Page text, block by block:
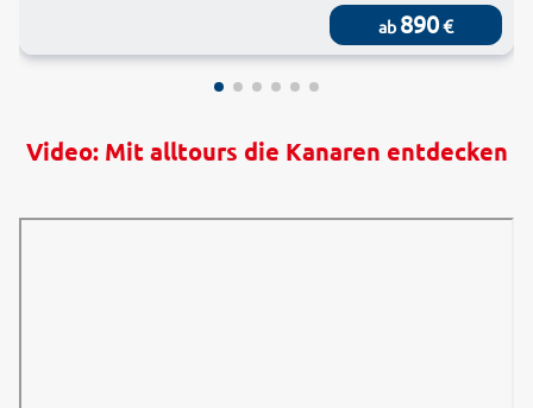
ab 890€
Video: Mit alltours die Kanaren entdecken